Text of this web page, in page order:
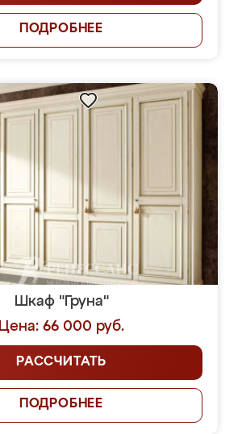
ПОДРОБНЕЕ
Шкаф "Груна"
Цена: 66 000 руб.
РАССЧИТАТЬ
ПОДРОБНЕЕ